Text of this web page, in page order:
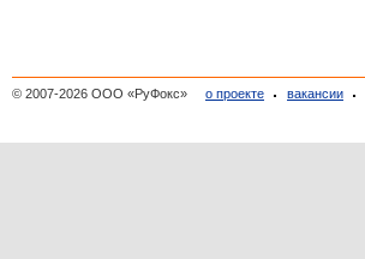
© 2007-2026 ООО «РуФокс» о проекте вакансии